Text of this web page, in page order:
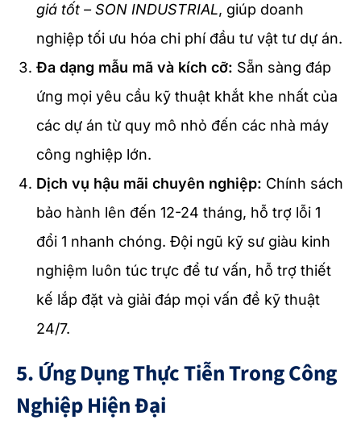
giá tốt – SON INDUSTRIAL, giúp doanh
nghiệp tối ưu hóa chi phí đầu tư vật tư dự án.
Đa dạng mẫu mã và kích cỡ: Sẵn sàng đáp
ứng mọi yêu cầu kỹ thuật khắt khe nhất của
các dự án từ quy mô nhỏ đến các nhà máy
công nghiệp lớn.
Dịch vụ hậu mãi chuyên nghiệp: Chính sách
bảo hành lên đến 12-24 tháng, hỗ trợ lỗi 1
đổi 1 nhanh chóng. Đội ngũ kỹ sư giàu kinh
nghiệm luôn túc trực để tư vấn, hỗ trợ thiết
kế lắp đặt và giải đáp mọi vấn đề kỹ thuật
24/7.
5. Ứng Dụng Thực Tiễn Trong Công
Nghiệp Hiện Đại